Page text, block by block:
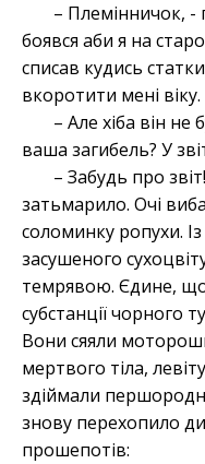
– Племінничок,
боявся аби я на
списав кудись
вкоротити мені віку.
– Але хіба він не
ваша загибель? У
– Забудь про
затьмарило. Очі
соломинку ропухи.
засушеного
темрявою. Єдине,
субстанції чорного
Вони сяяли
мертвого тіла,
здіймали
знову перехопило
прошепотів: